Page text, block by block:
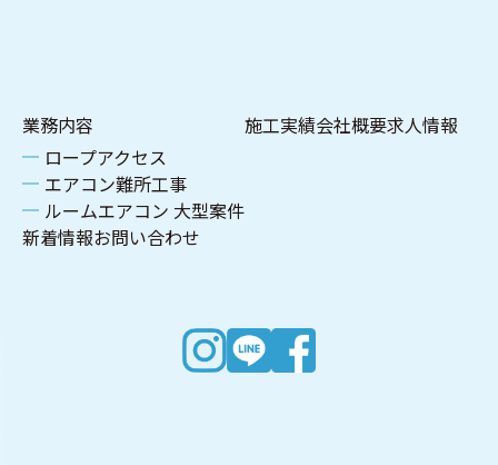
業務内容
ロープアクセス
エアコン難所工事
ルームエアコン 大型案件
施工実績会社概要求人情報
新着情報お問い合わせ